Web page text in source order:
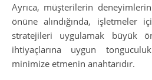
Ayrıca, müşterilerin
önüne alındığında, işletmeler
stratejileri uygulamak büyük
ihtiyaçlarına uygun
minimize etmenin anahtarıdır.